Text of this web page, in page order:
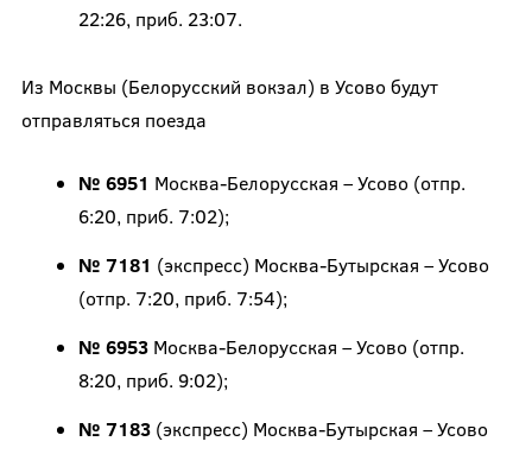
22:26, приб. 23:07.
Из Москвы (Белорусский вокзал) в Усово будут
отправляться поезда
№ 6951 Москва-Белорусская – Усово (отпр.
6:20, приб. 7:02);
№ 7181 (экспресс) Москва-Бутырская – Усово
(отпр. 7:20, приб. 7:54);
№ 6953Москва-Белорусская – Усово (отпр.
8:20, приб. 9:02);
№ 7183(экспресс) Москва-Бутырская – Усово